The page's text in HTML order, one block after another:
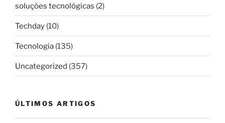
soluções tecnológicas (2)
Techday (10)
Tecnologia (135)
Uncategorized (357)
ÚLTIMOS ARTIGOS